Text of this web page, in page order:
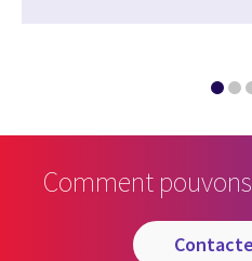
Comment